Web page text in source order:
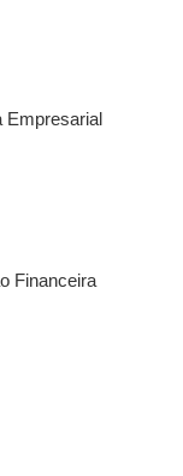
Empresarial
Financeira